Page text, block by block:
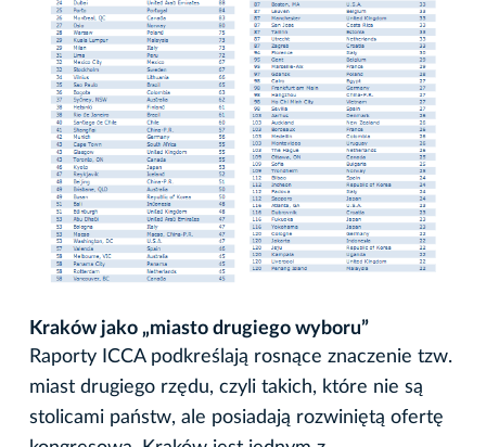
Kraków jako „miasto drugiego wyboru”
Raporty ICCA podkreślają rosnące znaczenie tzw.
miast drugiego rzędu, czyli takich, które nie są
stolicami państw, ale posiadają rozwiniętą ofertę